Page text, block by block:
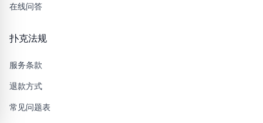
在线问答
扑克法规
服务条款
退款方式
常见问题表